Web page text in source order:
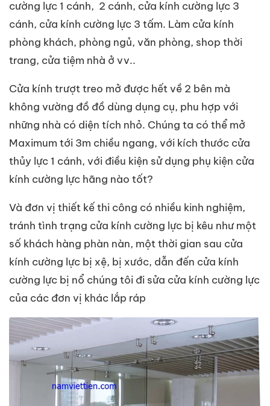
cường lực 1 cánh, 2 cánh, cửa kính cường lực 3
cánh, cửa kính cường lực 3 tấm. Làm cửa kính
phòng khách, phòng ngủ, văn phòng, shop thời
trang, cửa tiệm nhà ở vv..
Cửa kính trượt treo mở được hết về 2 bên mà
không vường đồ đồ dùng dụng cụ, phu hợp với
những nhà có diện tích nhỏ. Chúng ta có thể mở
Maximum tới 3m chiều ngang, với kích thước cửa
thủy lực 1 cánh, với điều kiện sử dụng phụ kiện cửa
kính cường lực hãng nào tốt?
Và đơn vị thiết kế thi công có nhiều kinh nghiệm,
tránh tình trạng cửa kính cường lực bị kêu như một
số khách hàng phàn nàn, một thời gian sau cửa
kính cường lực bị xệ, bị xước, dẫn đến cửa kính
cường lực bị nổ chúng tôi đi sửa cửa kính cường lực
của các đơn vị khác lắp ráp